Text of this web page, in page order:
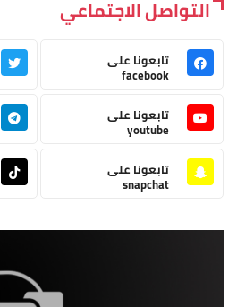
التواصل الاجتماعي
تابعونا على
facebook
تابعونا على
youtube
تابعونا على
snapchat